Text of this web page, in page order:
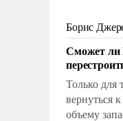
сложна и
и ее
поднимет
Борис
Сможет ли
Только для
вернуться
объему